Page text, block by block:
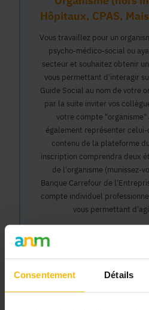
Consentement Détails
Hôpitaux, CPAS,
Vous travaillez pour un
psycho-médico-social ou
secteur et souhaitez obtenir
vous permettant d'interagir
Guide Social au nom de votre
par la suite inviter vos
votre compte "organisme"
également représenter
contenu de la plateforme
inscription comprendra deux
de l'organisme (munissez-
Banque Carrefour de
compte individuel
vous permettant